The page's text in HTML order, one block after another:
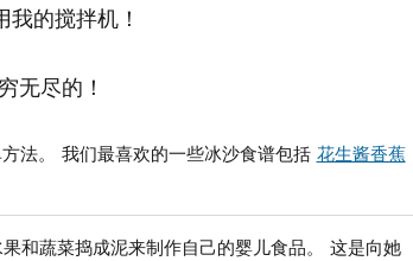
的搅拌机！
无尽的！
法。 我们最喜欢的一些冰沙食谱包括 花生酱香蕉
和蔬菜捣成泥来制作自己的婴儿食品。 这是向她